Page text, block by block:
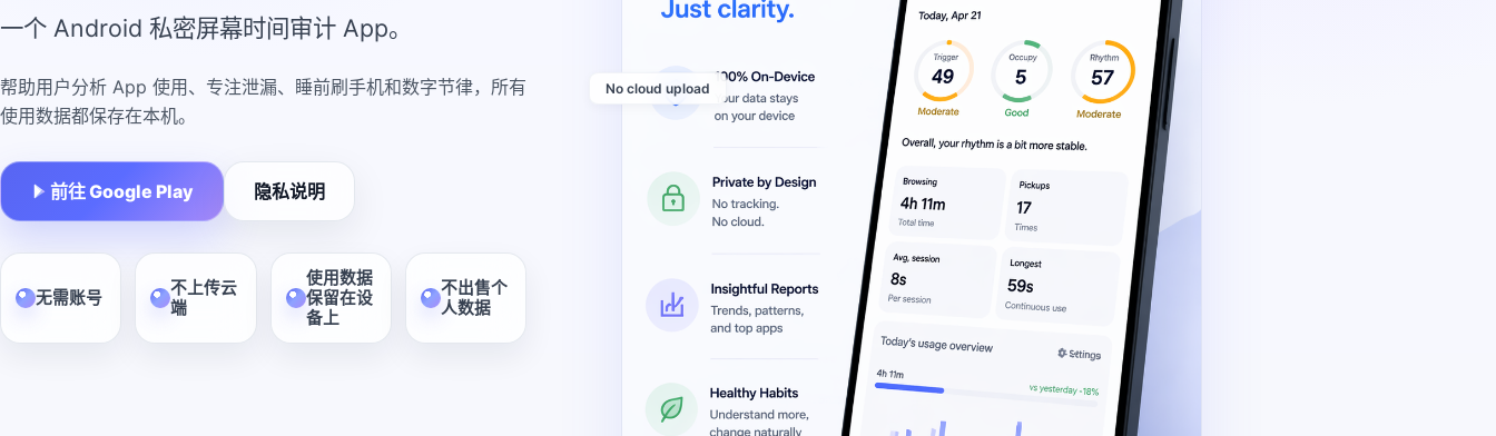
一个 Android 私密屏幕时间审计 App。
帮助用户分析 App 使用、专注泄漏、睡前刷手机和数字节律，所有
使用数据都保存在本机。
前往 Google Play 隐私说明
无需账号
不上传云
端
使用数据
保留在设
备上
不出售个
人数据
No cloud upload